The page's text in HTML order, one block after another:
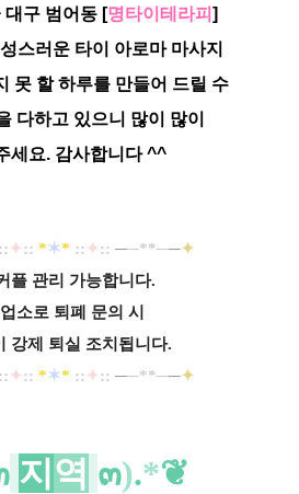
구 범어동 [명타이테라피 ]
스러운 타이 아로마 마사지
못 할 하루를 만들어 드릴 수
다하고 있으니 많이 많이
세요. 감사합니다 ^^
:: ✦:: *✶* :: ✦:: ──**──✦
플 관리 가능합니다.
소로 퇴폐 문의 시
강제 퇴실 조치됩니다.
:: ✦:: *✶* :: ✦:: ──**──✦
지 역 ๓).*❦